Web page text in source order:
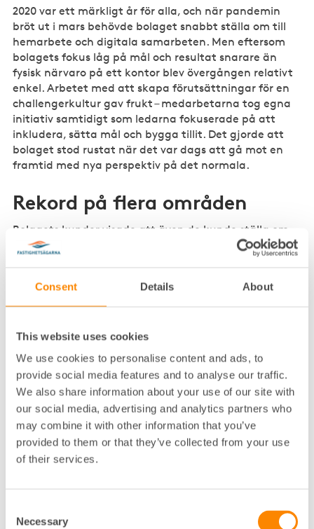
Consent Details About
This website uses cookies
We use cookies to personalise content and ads, to
provide social media features and to analyse our traffic.
We also share information about your use of our site with
our social media, advertising and analytics partners who
may combine it with other information that you’ve
provided to them or that they’ve collected from your use
of their services.
Selection
Necessary
2020 var ett märkligt år för alla, och när pandemin
bröt ut i mars behövde bolaget snabbt ställa om till
hemarbete och digitala samarbeten. Men eftersom
bolagets fokus låg på mål och resultat snarare än
fysisk närvaro på ett kontor blev övergången relativt
enkel. Arbetet med att skapa förutsättningar för en
challengerkultur gav frukt – medarbetarna tog egna
initiativ samtidigt som ledarna fokuserade på att
inkludera, sätta mål och bygga tillit. Det gjorde att
bolaget stod rustat när det var dags att gå mot en
framtid med nya perspektiv på det normala.
Rekord på flera områden
Bolagets kunder visade att även de kunde ställa om
snabbt, och digitala anbudspresentationer blev det
uppdrag för totalförvaltning, däribland Stockholms
största bostadsrättsförening Brf Kungsklippan.
Försäljningsvolymen av nya årsavtal slog rekord och
ökade med 40 procent från föregående år, medan
nettotillväxten för avtalsvolym ökade än mer och
hamnade på 79 procent.
Bolaget slog även rekord i total tillväxt, som hamnade
på 10 procent, samtidigt som bolaget levererade det
högsta rörelseresultatet någonsin.